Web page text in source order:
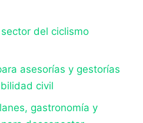
del ciclismo
asesorías y gestorías
civil
gastronomía y